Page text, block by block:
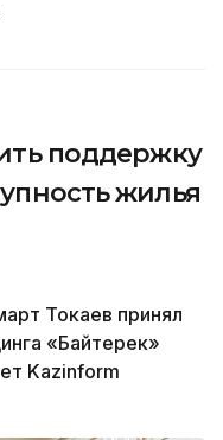
поддержку
жилья
Токаев принял
«Байтерек»
Kazinform